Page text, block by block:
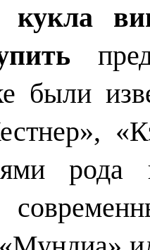
кукла
были
рода